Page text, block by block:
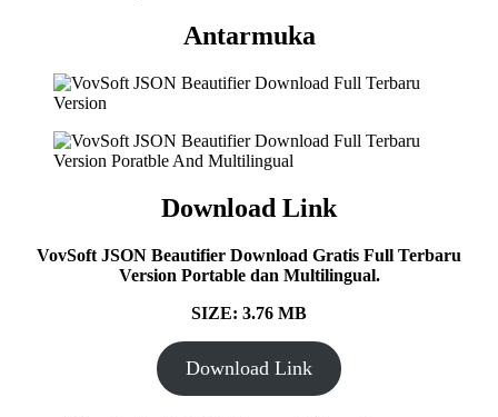
Antarmuka
Download Link
VovSoft JSON Beautifier Download Gratis Full Terbaru
Version Portable dan Multilingual.
SIZE: 3.76 MB
Download Link